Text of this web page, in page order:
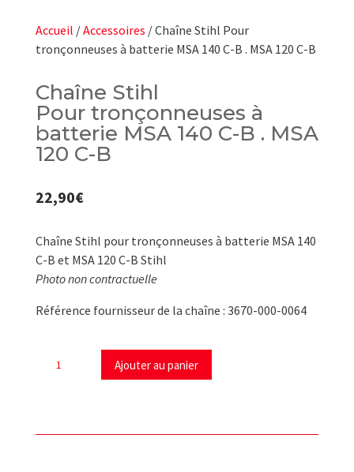
Accueil /Accessoires / Chaîne Stihl Pour
tronçonneuses à batterie MSA 140 C-B . MSA 120 C-B
Chaîne Stihl
Pour tronçonneuses à
batterie MSA 140 C-B . MSA
120 C-B
22,90€
Chaîne Stihl pour tronçonneuses à batterie MSA 140
C-B et MSA 120 C-B Stihl
Photo non contractuelle
Référence fournisseur de la chaîne : 3670-000-0064
Ajouter au panier